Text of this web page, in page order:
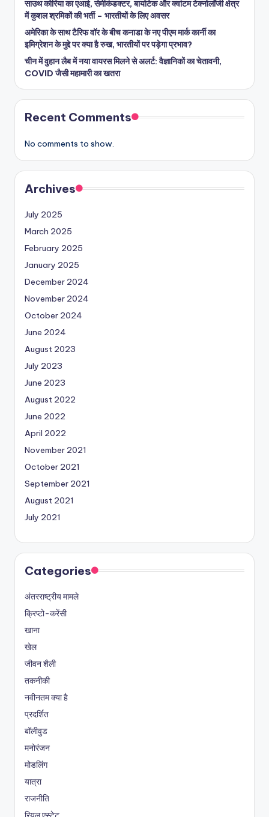
साउथ कोरिया का एआई, सेमीकंडक्टर, बायोटेक और क्वांटम टेक्नोलॉजी क्षेत्र
में कुशल श्रमिकों की भर्ती – भारतीयों के लिए अवसर
अमेरिका के साथ टैरिफ वॉर के बीच कनाडा के नए पीएम मार्क कार्नी का
इमिग्रेशन के मुद्दे पर क्या है रुख, भारतीयों पर पड़ेगा प्रभाव?
चीन में वुहान लैब में नया वायरस मिलने से अलर्ट: वैज्ञानिकों का चेतावनी,
COVID जैसी महामारी का खतरा
Recent Comments
No comments to show.
Archives
July 2025
March 2025
February 2025
January 2025
December 2024
November 2024
October 2024
June 2024
August 2023
July 2023
June 2023
August 2022
June 2022
April 2022
November 2021
October 2021
September 2021
August 2021
July 2021
Categories
अंतरराष्ट्रीय मामले
क्रिप्टो-करेंसी
खाना
खेल
जीवन शैली
तकनीकी
नवीनतम क्या है
प्रदर्शित
बॉलीवुड
मनोरंजन
मोडलिंग
यात्रा
राजनीति